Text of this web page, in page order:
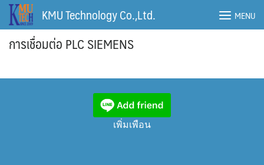
Skip
KMU Technology Co.,Ltd. MENU
การเชื่อมต่อ PLC SIEMENS
เพิ่มเพือน